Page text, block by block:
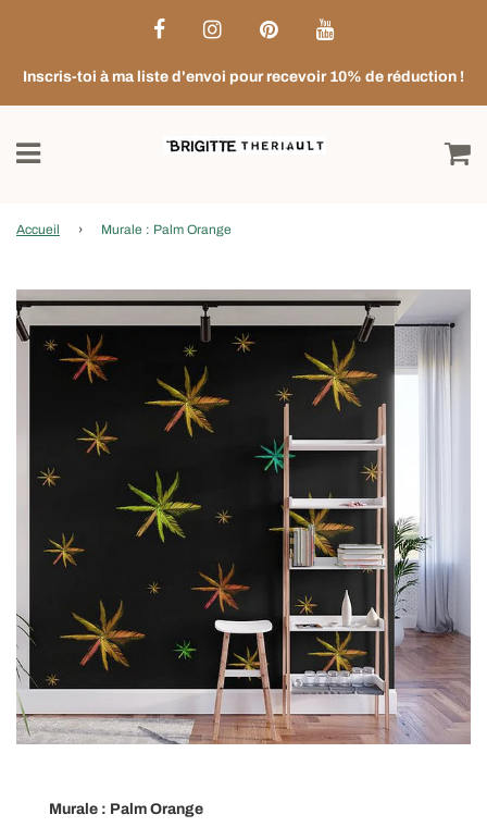
Inscris-toi à ma liste d'envoi pour recevoir 10% de réduction !
Accueil › Murale : Palm Orange
Murale : Palm Orange